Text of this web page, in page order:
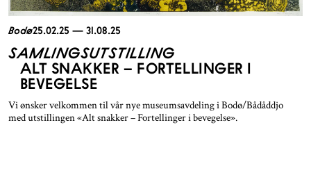
Bodø25.02.25 — 31.08.25
SAMLINGSUTSTILLING
ALT SNAKKER – FORTELLINGER I
BEVEGELSE
Vi ønsker velkommen til vår nye museumsavdeling i Bodø/Bådåddjo
med utstillingen «Alt snakker – Fortellinger i bevegelse».